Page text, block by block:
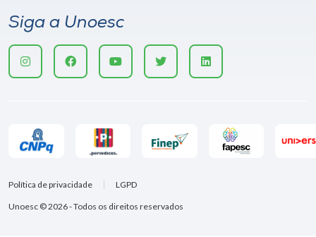
Siga a Unoesc
Unoesc © 2026 - Todos os direitos reservados
Política de privacidade LGPD